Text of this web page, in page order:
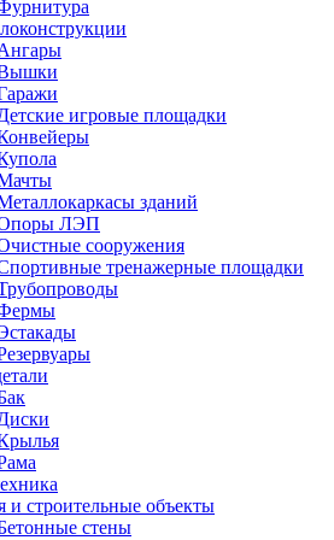
игровые площадки
зданий
ЛЭП
сооружения
тренажерные площадки
и строительные объекты
стены